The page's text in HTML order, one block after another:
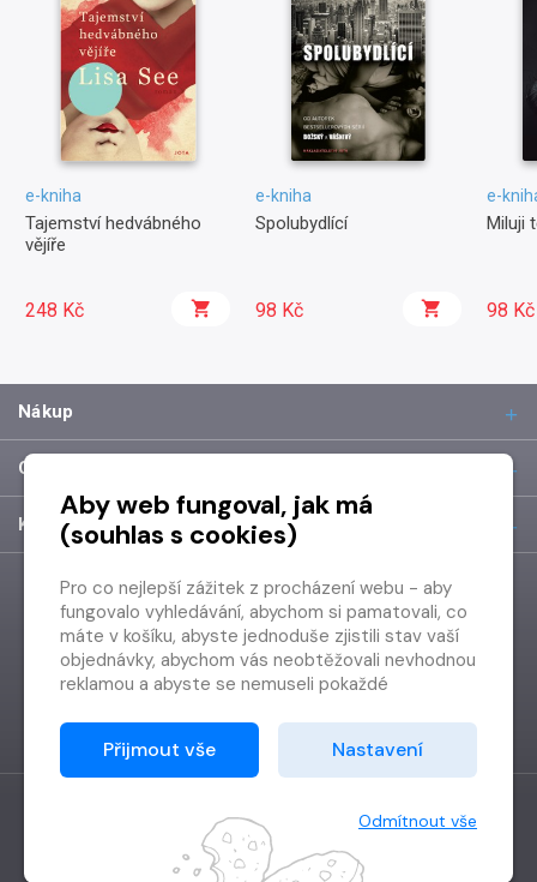
e-kniha
Tajemství hedvábného
vějíře
248 Kč
e-kniha
Spolubydlící
98 Kč
e-
Miluji
98 Kč
Nákup
O společnosti
Kontakt
Vytvořilo Grand IT s.r.o.
Copyright © 2026 Radioservis a.s.
Aby web fungoval, jak má
(souhlas s cookies)
Pro co nejlepší zážitek z procházení webu - aby
fungovalo vyhledávání, abychom si pamatovali, co
máte v košíku, abyste jednoduše zjistili stav vaší
objednávky, abychom vás neobtěžovali nevhodnou
reklamou a abyste se nemuseli pokaždé
Proto od vás potřebujeme souhlas se
zpracováním souborů cookies
Děkujeme, že nám ho dáte a pomůžete nám tak
Přijmout vše Nastavení
Odmítnout vše